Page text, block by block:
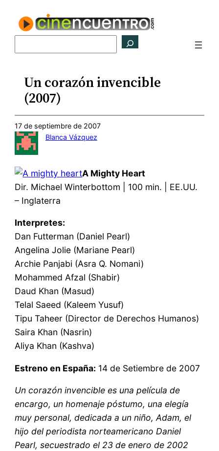
contenido
Un corazón invencible
(2007)
17 de septiembre de 2007
Blanca Vázquez
A Mighty Heart
Dir. Michael Winterbottom | 100 min. | EE.UU.
– Inglaterra
Interpretes:
Dan Futterman (Daniel Pearl)
Angelina Jolie (Mariane Pearl)
Archie Panjabi (Asra Q. Nomani)
Mohammed Afzal (Shabir)
Daud Khan (Masud)
Telal Saeed (Kaleem Yusuf)
Tipu Taheer (Director de Derechos Humanos)
Saira Khan (Nasrin)
Aliya Khan (Kashva)
Estreno en España: 14 de Setiembre de 2007
Un corazón invencible es una película de
encargo, un homenaje póstumo, una elegía
muy personal, dedicada a un niño, Adam, el
hijo del periodista norteamericano Daniel
Pearl, secuestrado el 23 de enero de 2002